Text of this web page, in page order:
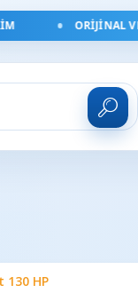
ORIJINAL VE
130 HP